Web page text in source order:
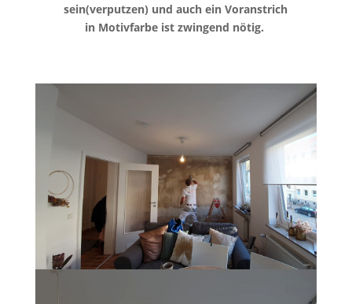
sein(verputzen) und auch ein Voranstrich
in Motivfarbe ist zwingend nötig.